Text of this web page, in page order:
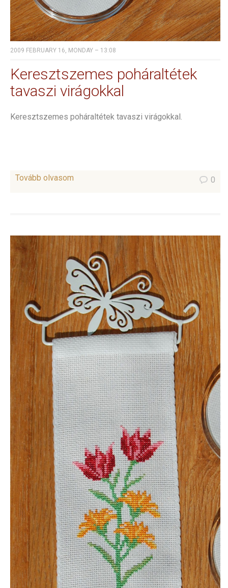
2009 FEBRUARY 16, MONDAY – 13:08
Keresztszemes poháraltétek
tavaszi virágokkal
Keresztszemes poháraltétek tavaszi virágokkal.
Tovább olvasom 0